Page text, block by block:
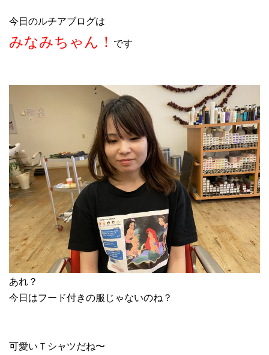
今日のルチアブログは
みなみちゃん！ です
あれ？
今日はフード付きの服じゃないのね？
可愛いＴシャツだね〜